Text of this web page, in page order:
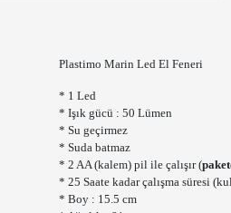
Plastimo Marin Led El Feneri
* 1 Led
* Işık gücü : 50 Lümen
* Su geçirmez
* Suda batmaz
* 2 AA (kalem) pil ile çalışır (
* 25 Saate kadar çalışma süresi
* Boy : 15.5 cm